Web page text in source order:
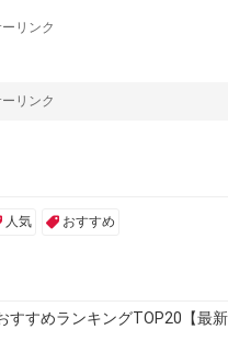
リンク
リンク
人気 おすすめ
すすめランキングTOP20【最新